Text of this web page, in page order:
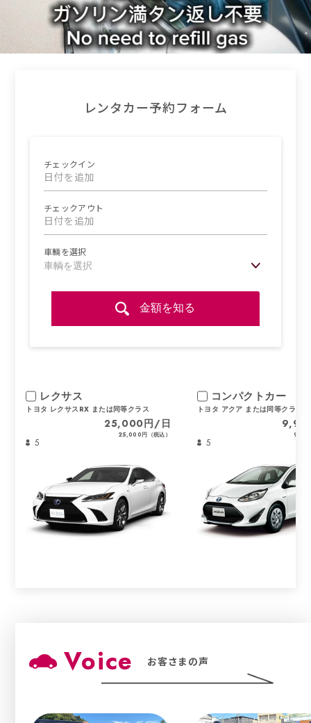
レンタカー予約フォーム
チェックイン
日付を追加
チェックアウト
日付を追加
車輌を選択
金額を知る
レクサス
トヨタ レクサスRX または同等クラス
25,000円/日
25,000円（税込）
5
コンパクトカー
トヨタ アクア または同等クラス
5
Voice お客さまの声